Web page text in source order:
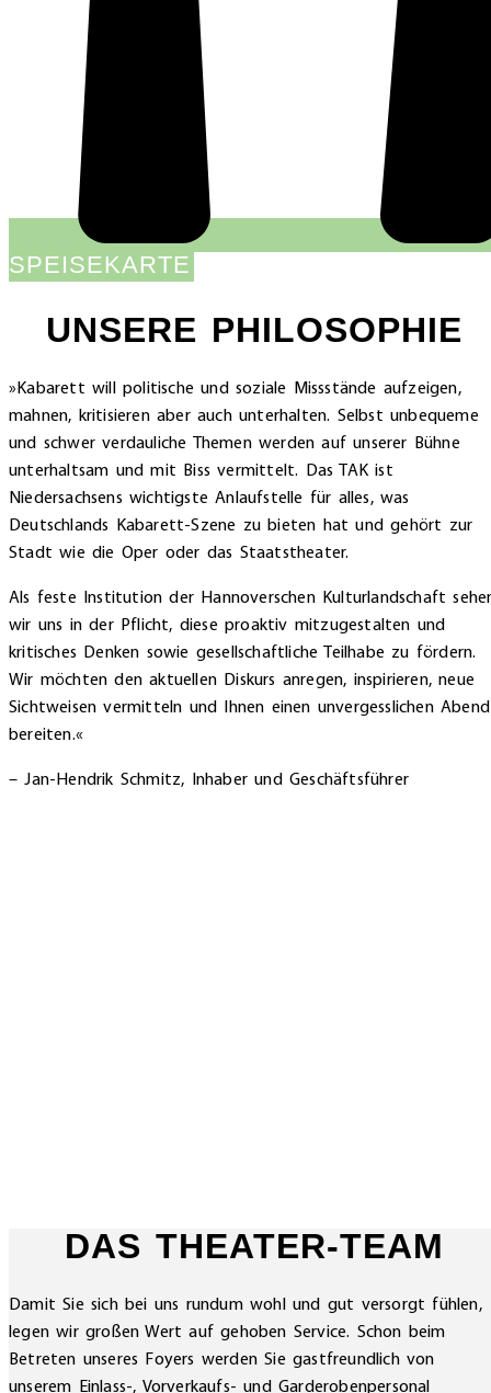
SPEISEKARTE
UNSERE PHILOSOPHIE
»Kabarett will politische und soziale Missstände aufzeigen,
mahnen, kritisieren aber auch unterhalten. Selbst unbequeme
und schwer verdauliche Themen werden auf unserer Bühne
unterhaltsam und mit Biss vermittelt. Das TAK ist
Niedersachsens wichtigste Anlaufstelle für alles, was
Deutschlands Kabarett-Szene zu bieten hat und gehört zur
Stadt wie die Oper oder das Staatstheater.
Als feste Institution der Hannoverschen Kulturlandschaft
wir uns in der Pflicht, diese proaktiv mitzugestalten und
kritisches Denken sowie gesellschaftliche Teilhabe zu fördern.
Wir möchten den aktuellen Diskurs anregen, inspirieren, neue
Sichtweisen vermitteln und Ihnen einen unvergesslichen Abend
bereiten.«
– Jan-Hendrik Schmitz, Inhaber und Geschäftsführer
DAS THEATER-TEAM
Damit Sie sich bei uns rundum wohl und gut versorgt fühlen,
legen wir großen Wert auf gehoben Service. Schon beim
Betreten unseres Foyers werden Sie gastfreundlich von
unserem Einlass-, Vorverkaufs- und Garderobenpersonal